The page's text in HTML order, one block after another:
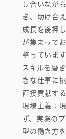
し合いなが
き、助け合
成長を後押
が集まって
整っていま
スキルを磨
きな仕事に
直接貢献す
現場主義：
ず、実際の
型の働き方